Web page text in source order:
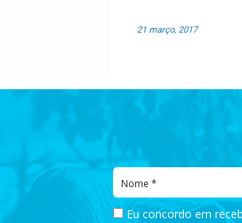
21 março, 2017
Eu concordo em